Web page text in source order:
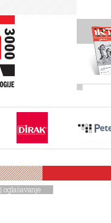
|oglašavanje